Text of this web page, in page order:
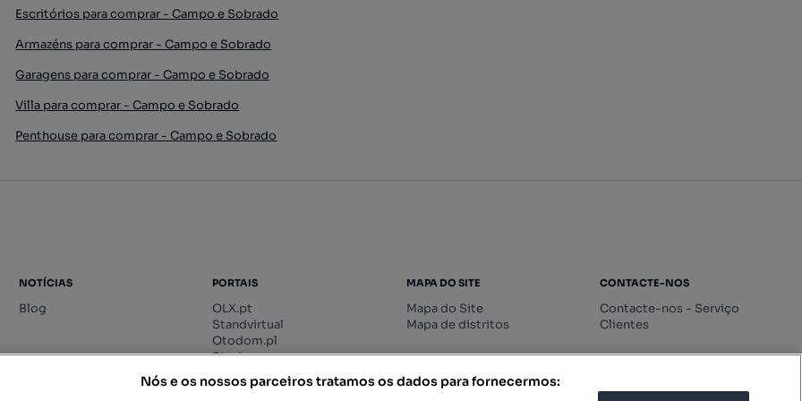
Escritórios para comprar - Campo e Sobrado
Armazéns para comprar - Campo e Sobrado
Garagens para comprar - Campo e Sobrado
Villa para comprar - Campo e Sobrado
Penthouse para comprar - Campo e Sobrado
NOTÍCIAS
Blog
PORTAIS
OLX.pt
Standvirtual
Otodom.pl
Storia.ro
MAPA DO SITE
Mapa do Site
Mapa de distritos
CONTACTE-NOS
Contacte-nos - Serviço
Clientes
Nós e os nossos parceiros tratamos os dados para fornecermos: